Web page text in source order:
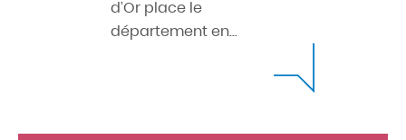
d’Or place le
département en...